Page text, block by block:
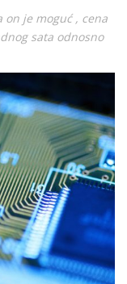
on je moguć , cena
sata odnosno